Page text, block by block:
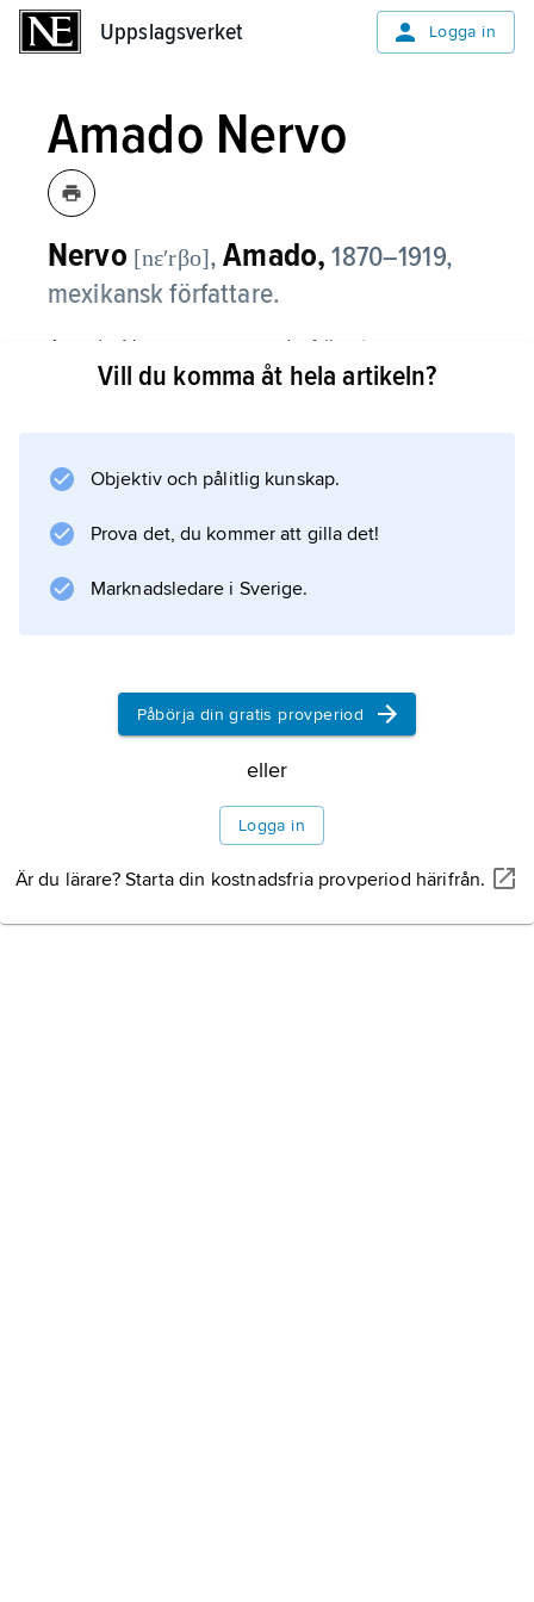
Uppslagsverket Logga in
Amado Nervo
Nervo [nɛʹrβo],Amado, 1870–1919,
mexikansk författare.
Amado Nervo var en av de främsta
företrädarna för den spanskamerikanska
diktsamlingen
(’De inre trädgårdarna’, 1905). I
La amada inmóvil
(’Den orörliga älskade’, postumt utgivare 1920)
Information om artikeln
Vill du komma åt hela artikeln?
Objektiv och pålitlig kunskap.
Prova det, du kommer att gilla det!
Marknadsledare i Sverige.
Påbörja din gratis provperiod
eller
Logga in
Är du lärare? Starta din kostnadsfria provperiod härifrån.